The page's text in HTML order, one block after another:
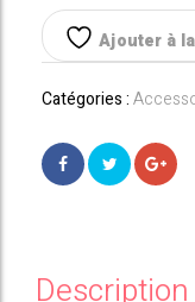
ROUGE
Coque
Officielle
Silicone
Ajouter à
Catégories :
Description